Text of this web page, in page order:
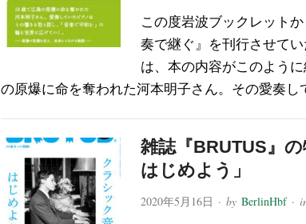
この度岩波ブックレット
奏で継ぐ』を刊行させて
は、本の内容がこのよう
の原爆に命を奪われた河本明子さん。その愛奏
雑誌『BRUTUS』
はじめよう」
2020年5月16日 · by BerlinHbf·